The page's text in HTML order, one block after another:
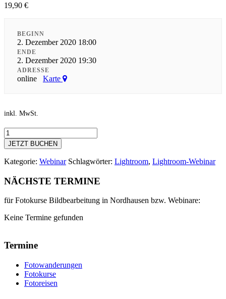
19,90 €
BEGINN
2. Dezember 2020 18:00
ENDE
2. Dezember 2020 19:30
ADRESSE
online Karte
inkl. MwSt.
Lightroom
Webinar:
Bildausgabe
-
Exportdialog
Menge
JETZT BUCHEN
Kategorie: Webinar Schlagwörter: Lightroom, Lightroom-Webinar
NÄCHSTE TERMINE
für Fotokurse Bildbearbeitung in Nordhausen bzw. Webinare:
Keine Termine gefunden
Termine
Fotowanderungen
Fotokurse
Fotoreisen